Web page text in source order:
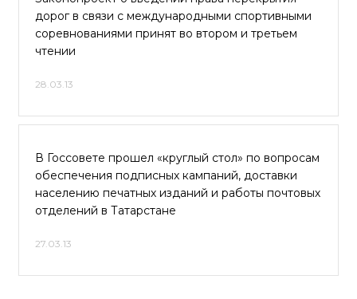
дорог в связи с международными спортивными
соревнованиями принят во втором и третьем
чтении
28.03.13
В Госсовете прошел «круглый стол» по вопросам
обеспечения подписных кампаний, доставки
населению печатных изданий и работы почтовых
отделений в Татарстане
27.03.13